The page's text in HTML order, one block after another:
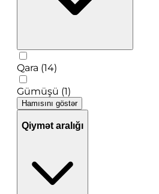
Qara (14)
Gümüşü (1)
Hamısını göstər
Qiymət aralığı